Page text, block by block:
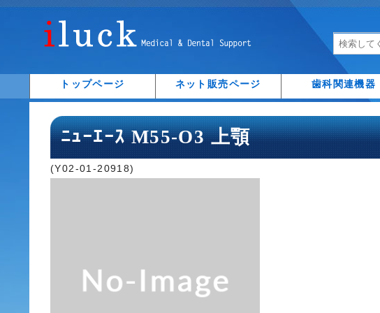
トップページ ネット販売ページ 歯科関連機器
ﾆｭｰｴｰｽ M55-O3 上顎
(Y02-01-20918)